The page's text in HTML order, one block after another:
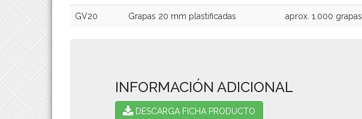
GV20 Grapas 20 mm plastificadas aprox. 1.000 grapas
INFORMACIÓN ADICIONAL
DESCARGA FICHA PRODUCTO